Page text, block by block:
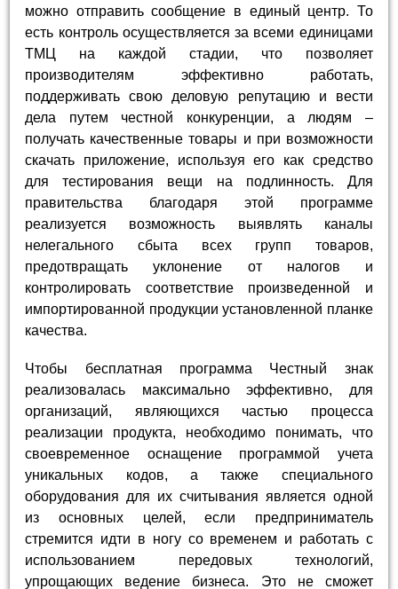
можно отправить сообщение в единый центр. То
есть контроль осуществляется за всеми единицами
ТМЦ на каждой стадии, что позволяет
производителям эффективно работать,
поддерживать свою деловую репутацию и вести
дела путем честной конкуренции, а людям –
получать качественные товары и при возможности
скачать приложение, используя его как средство
для тестирования вещи на подлинность. Для
правительства благодаря этой программе
реализуется возможность выявлять каналы
нелегального сбыта всех групп товаров,
предотвращать уклонение от налогов и
контролировать соответствие произведенной и
импортированной продукции установленной планке
качества.
Чтобы бесплатная программа Честный знак
реализовалась максимально эффективно, для
организаций, являющихся частью процесса
реализации продукта, необходимо понимать, что
своевременное оснащение программой учета
уникальных кодов, а также специального
оборудования для их считывания является одной
из основных целей, если предприниматель
стремится идти в ногу со временем и работать с
использованием передовых технологий,
упрощающих ведение бизнеса. Это не сможет